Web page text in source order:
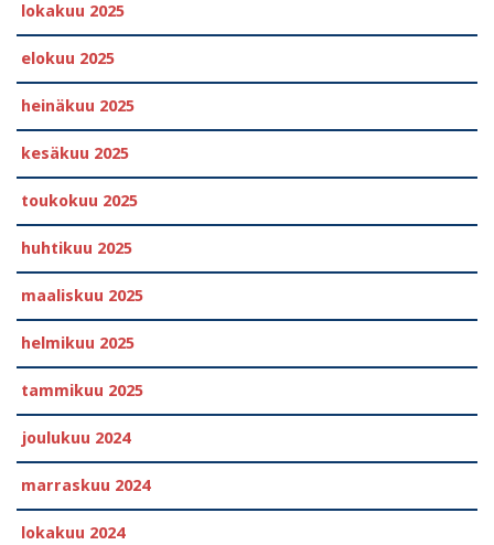
lokakuu 2025
elokuu 2025
heinäkuu 2025
kesäkuu 2025
toukokuu 2025
huhtikuu 2025
maaliskuu 2025
helmikuu 2025
tammikuu 2025
joulukuu 2024
marraskuu 2024
lokakuu 2024